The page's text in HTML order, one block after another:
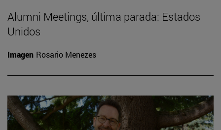
Alumni Meetings, última parada: Estados
Unidos
Imagen Rosario Menezes